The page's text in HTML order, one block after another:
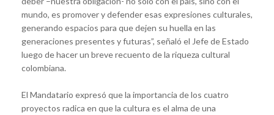
mundo, es promover y defender esas expresiones culturales,
generando espacios para que dejen su huella en las
generaciones presentes y futuras”, señaló el Jefe de Estado
luego de hacer un breve recuento de la riqueza cultural
colombiana.
El Mandatario expresó que la importancia de los cuatro
proyectos radica en que la cultura es el alma de una